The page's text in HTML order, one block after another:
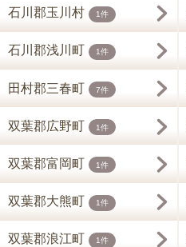
石川郡玉川村 1件
石川郡浅川町 1件
田村郡三春町 7件
双葉郡広野町 1件
双葉郡富岡町 1件
双葉郡大熊町 1件
双葉郡浪江町 1件